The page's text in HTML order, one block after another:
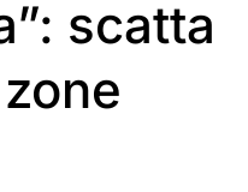
scatta